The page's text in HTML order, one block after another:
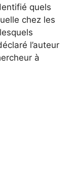
quels
chez les
l’auteur
à